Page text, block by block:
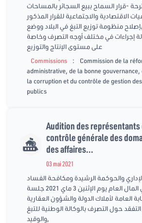
-قرار السماح ببيع السجائر بالمساحات
الاقتصادية والاجتماعية للقرار المذكور
بإصلاح منظومة توزيع التبغ في البلاد ووضع
إجراءات في مختلف أوجه التصرف وخاصة
على مستوى الإنتاج والتوزيع
Commissions
:
Commission de la
administrative, de la bonne
la corruption et du contrôle de gestion
publics
Audition des
contrôle générale des
des affaires...
03 mai 2021
والحوكمة الرشيدة ومكافحة الفساد
ومراقبة التصرف في المال العام يوم الإثنين 3 ماي 2021 جلسة
العامة لأملاك الدولة والشؤون العقارية
حول التصرف بالوكالة الوطنية للتبغ
والوقيد,